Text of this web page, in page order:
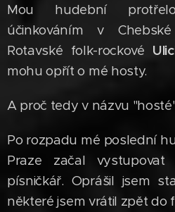
Mou hudební
účinkováním v
Rotavské folk-rockové
mohu opřít o mé hosty.
A proč tedy v názvu
Po rozpadu mé poslední
Praze začal
písničkář. Oprášil jsem
některé jsem vrátil zpět do